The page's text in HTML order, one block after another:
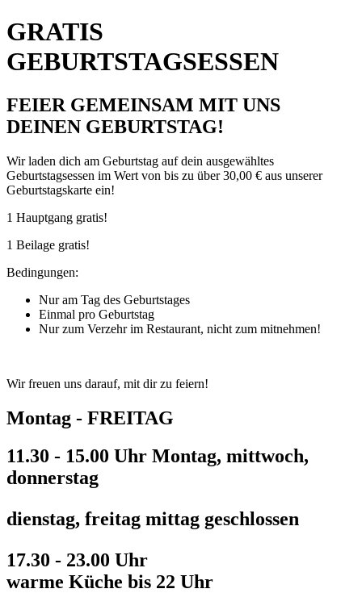
GRATIS
GEBURTSTAGSESSEN
FEIER GEMEINSAM MIT UNS
DEINEN GEBURTSTAG!
Wir laden dich am Geburtstag auf dein ausgewähltes
Geburtstagsessen im Wert von bis zu über 30,00 € aus unserer
Geburtstagskarte ein!
1 Hauptgang gratis!
1 Beilage gratis!
Bedingungen:
Nur am Tag des Geburtstages
Einmal pro Geburtstag
Nur zum Verzehr im Restaurant, nicht zum mitnehmen!
Wir freuen uns darauf, mit dir zu feiern!
Montag - FREITAG
11.30 - 15.00 Uhr Montag, mittwoch,
donnerstag
dienstag, freitag mittag geschlossen
17.30 - 23.00 Uhr
warme Küche bis 22 Uhr